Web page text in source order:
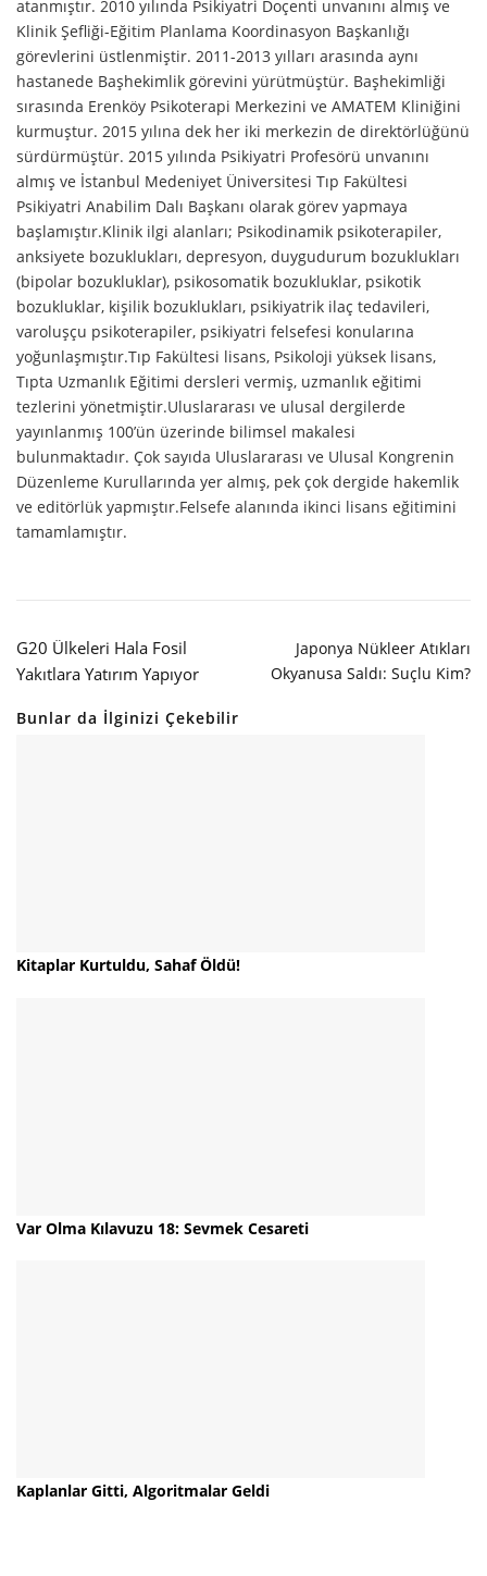
atanmıştır. 2010 yılında Psikiyatri Doçenti unvanını almış ve
Klinik Şefliği-Eğitim Planlama Koordinasyon Başkanlığı
görevlerini üstlenmiştir. 2011-2013 yılları arasında aynı
hastanede Başhekimlik görevini yürütmüştür. Başhekimliği
sırasında Erenköy Psikoterapi Merkezini ve AMATEM Kliniğini
kurmuştur. 2015 yılına dek her iki merkezin de direktörlüğünü
sürdürmüştür. 2015 yılında Psikiyatri Profesörü unvanını
almış ve İstanbul Medeniyet Üniversitesi Tıp Fakültesi
Psikiyatri Anabilim Dalı Başkanı olarak görev yapmaya
başlamıştır.Klinik ilgi alanları; Psikodinamik psikoterapiler,
anksiyete bozuklukları, depresyon, duygudurum bozuklukları
(bipolar bozukluklar), psikosomatik bozukluklar, psikotik
bozukluklar, kişilik bozuklukları, psikiyatrik ilaç tedavileri,
varoluşçu psikoterapiler, psikiyatri felsefesi konularına
yoğunlaşmıştır.Tıp Fakültesi lisans, Psikoloji yüksek lisans,
Tıpta Uzmanlık Eğitimi dersleri vermiş, uzmanlık eğitimi
tezlerini yönetmiştir.Uluslararası ve ulusal dergilerde
yayınlanmış 100’ün üzerinde bilimsel makalesi
bulunmaktadır. Çok sayıda Uluslararası ve Ulusal Kongrenin
Düzenleme Kurullarında yer almış, pek çok dergide hakemlik
ve editörlük yapmıştır.Felsefe alanında ikinci lisans eğitimini
tamamlamıştır.
G20 Ülkeleri Hala Fosil
Yakıtlara Yatırım Yapıyor
Japonya Nükleer Atıkları
Okyanusa Saldı: Suçlu Kim?
Bunlar da İlginizi Çekebilir
Kitaplar Kurtuldu, Sahaf Öldü!
Var Olma Kılavuzu 18: Sevmek Cesareti
Kaplanlar Gitti, Algoritmalar Geldi